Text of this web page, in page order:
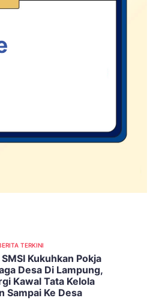
TERKINI
Kukuhkan Pokja
Desa Di Lampung,
Kawal Tata Kelola
Sampai Ke Desa